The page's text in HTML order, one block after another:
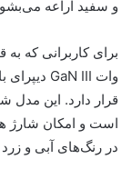
و سفید اراعه
است و امکان شارژ
در رنگ‌های آبی و